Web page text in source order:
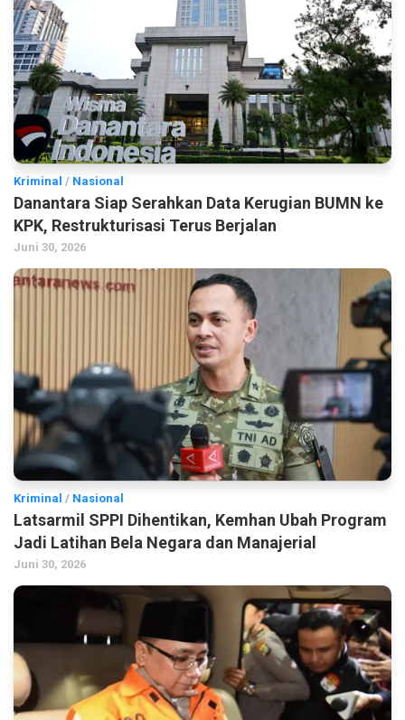
Kriminal / Nasional
Danantara Siap Serahkan Data Kerugian BUMN ke
KPK, Restrukturisasi Terus Berjalan
Juni 30, 2026
Kriminal / Nasional
Latsarmil SPPI Dihentikan, Kemhan Ubah Program
Jadi Latihan Bela Negara dan Manajerial
Juni 30, 2026